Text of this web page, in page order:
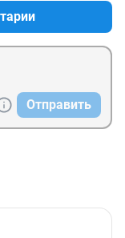
Отправить